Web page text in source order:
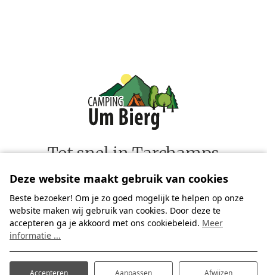
Tot snel in Tarchamps
Zien we jullie binnenkort op onze fijne camping?
Wij zijn er klaar voor - samen met ons geweldige team
medewerkers.
Deze website maakt gebruik van cookies
Beste bezoeker! Om je zo goed mogelijk te helpen op onze
website maken wij gebruik van cookies. Door deze te
accepteren ga je akkoord met ons cookiebeleid. Meer
informatie ...
Accepteren Aanpassen Afwijzen